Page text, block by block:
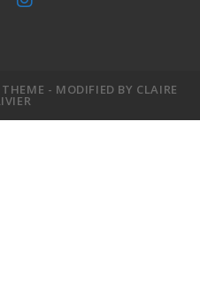
- MODIFIED BY CLAIRE